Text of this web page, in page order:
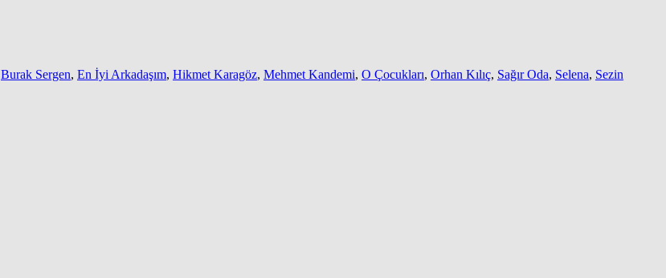
Burak Sergen, En İyi Arkadaşım, Hikmet Karagöz, Mehmet Kandemi, O Çocukları, Orhan Kılıç, Sağır Oda, Selena, Sezin